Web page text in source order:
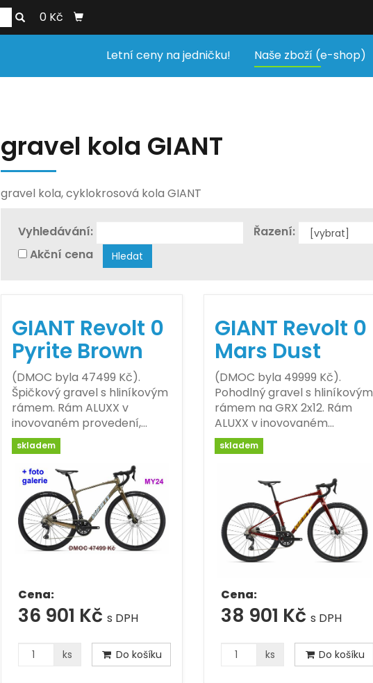
0 Kč
Letní ceny na jedničku! Naše zboží (e-shop)
gravel kola GIANT
gravel kola, cyklokrosová kola GIANT
Vyhledávání: Řazení:
Akční cena
Hledat
GIANT Revolt 0
Pyrite Brown
(DMOC byla 47499 Kč).
Špičkový gravel s hliníkovým
rámem. Rám ALUXX v
inovovaném provedení,…
skladem
Cena:
36 901 Kč s DPH
ks Do košíku
GIANT Revolt 0
Mars Dust
(DMOC byla 49999 Kč).
Pohodlný gravel s hliníkovým
rámem na GRX 2x12. Rám
ALUXX v inovovaném…
skladem
Cena:
38 901 Kč s DPH
ks Do košíku